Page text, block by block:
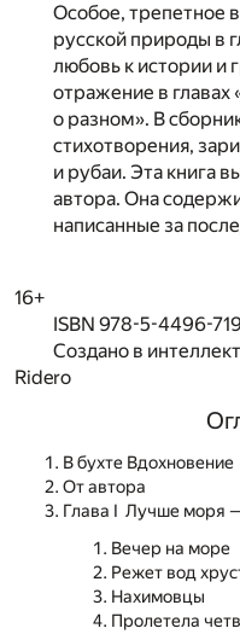
Особое, трепетное
русской природы в
любовь к истории и
отражение в главах
о разном». В
стихотворения,
и рубаи. Эта книга
автора. Она
написанные за
16+
ISBN 978-5-4496-
Создано в
Ridero
В бухте Вдохновение
От автора
Глава I Лучше моря
Вечер на море
Режет вод
Нахимовцы
Пролетела